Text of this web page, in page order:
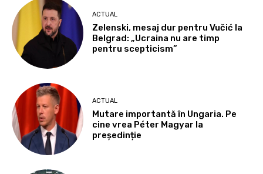
ACTUAL
Zelenski, mesaj dur pentru Vučić la
Belgrad: „Ucraina nu are timp
pentru scepticism”
ACTUAL
Mutare importantă în Ungaria. Pe
cine vrea Péter Magyar la
președinție